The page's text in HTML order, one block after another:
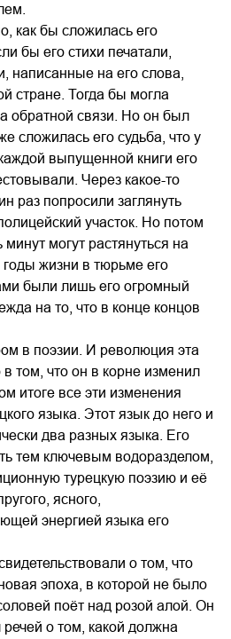
как бы сложилась его
бы его стихи печатали,
написанные на его слова,
стране. Тогда бы могла
обратной связи. Но он был
сложилась его судьба, что у
выпущенной книги его
Через какое-то
раз попросили заглянуть
участок. Но потом
минут могут растянуться на
жизни в тюрьме его
были лишь его огромный
на то, что в конце концов
в поэзии. И революция эта
в том, что он в корне изменил
итоге все эти изменения
языка. Этот язык до него и
два разных языка. Его
тем ключевым водоразделом,
турецкую поэзию и её
ясного,
энергией языка его
о том, что
эпоха, в которой не было
поёт над розой алой. Он
речей о том, какой должна